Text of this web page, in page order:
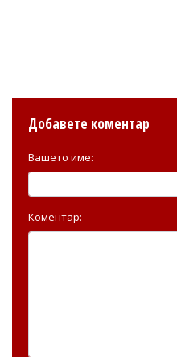
Добавете коментар
Вашето име:
Коментар: